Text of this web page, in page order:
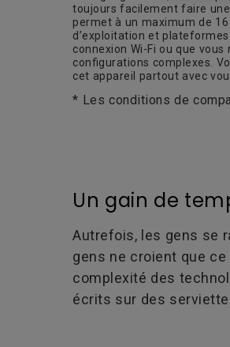
toujours facilement faire une
permet à un maximum de
d’exploitation et
connexion Wi-Fi ou que
configurations complexes.
cet appareil partout avec
* Les conditions de
Un gain de
Autrefois, les gens se
gens ne croient que
complexité des
écrits sur des